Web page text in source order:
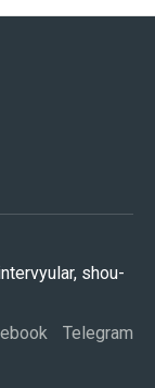
shou-
Telegram